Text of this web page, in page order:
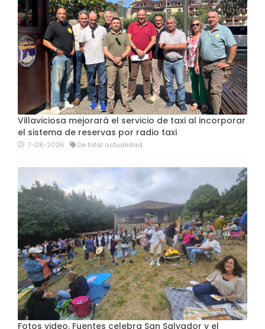
Villaviciosa mejorará el servicio de taxi al incorporar
el sistema de reservas por radio taxi
7-08-2026 De total actualidad
Fotos video. Fuentes celebra San Salvador y el